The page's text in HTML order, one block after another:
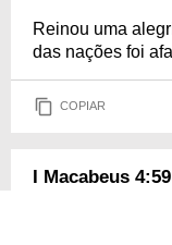
Reinou uma
das nações foi
COPIAR
I Macabeus 4:59